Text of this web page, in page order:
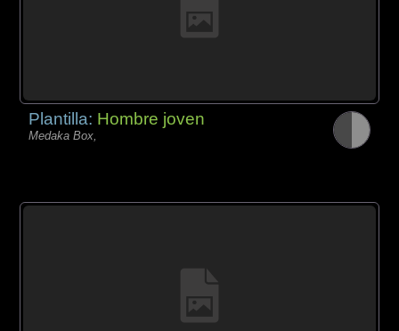
Plantilla: Hombre joven
Medaka Box,